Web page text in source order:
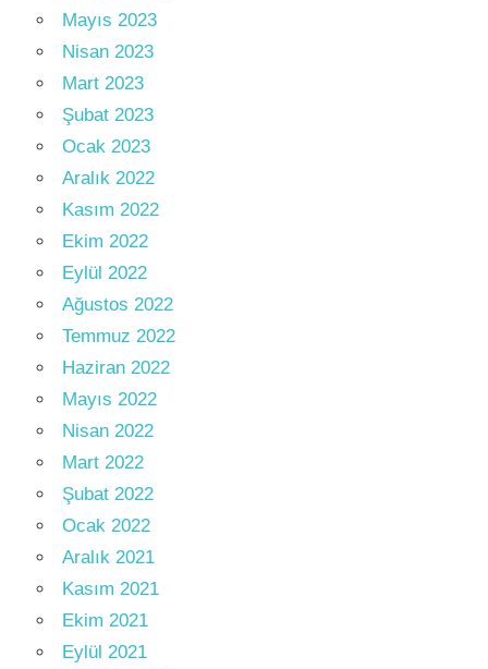
Mayıs 2023
Nisan 2023
Mart 2023
Şubat 2023
Ocak 2023
Aralık 2022
Kasım 2022
Ekim 2022
Eylül 2022
Ağustos 2022
Temmuz 2022
Haziran 2022
Mayıs 2022
Nisan 2022
Mart 2022
Şubat 2022
Ocak 2022
Aralık 2021
Kasım 2021
Ekim 2021
Eylül 2021